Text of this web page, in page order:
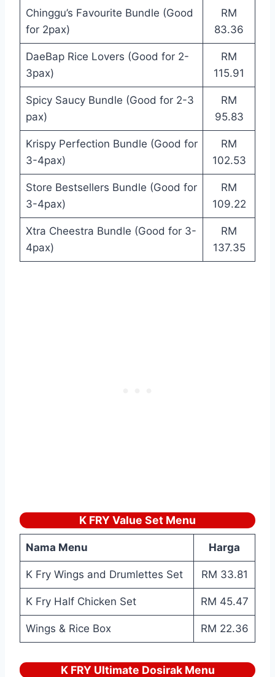
Chinggu’s Favourite Bundle (Good
for 2pax)
RM
83.36
DaeBap Rice Lovers (Good for 2-
3pax)
RM
115.91
Spicy Saucy Bundle (Good for 2-3
pax)
RM
95.83
Krispy Perfection Bundle (Good for
3-4pax)
RM
102.53
Store Bestsellers Bundle (Good for
3-4pax)
RM
109.22
Xtra Cheestra Bundle (Good for 3-
4pax)
RM
137.35
K FRY Value Set Menu
Nama Menu Harga
K Fry Wings and Drumlettes Set RM 33.81
K Fry Half Chicken Set RM 45.47
Wings & Rice Box RM 22.36
K FRY Ultimate Dosirak Menu